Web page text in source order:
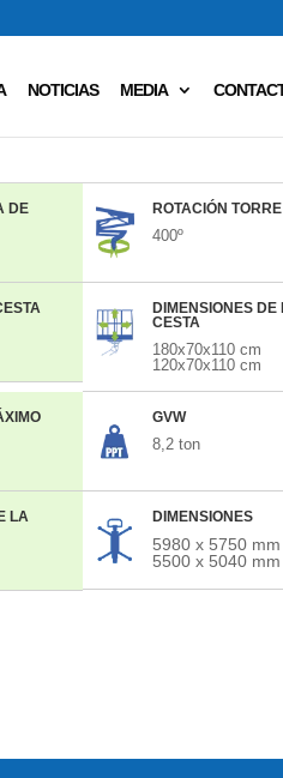
NOTICIAS MEDIA
DE
ROTACIÓN TORRE
400º
DIMENSIONES DE
CESTA
180x70x110 cm
120x70x110 cm
GVW
8,2 ton
LA
DIMENSIONES
5980 x 5750 mm
5500 x 5040 mm